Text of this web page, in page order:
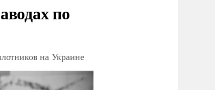
по
на Украине